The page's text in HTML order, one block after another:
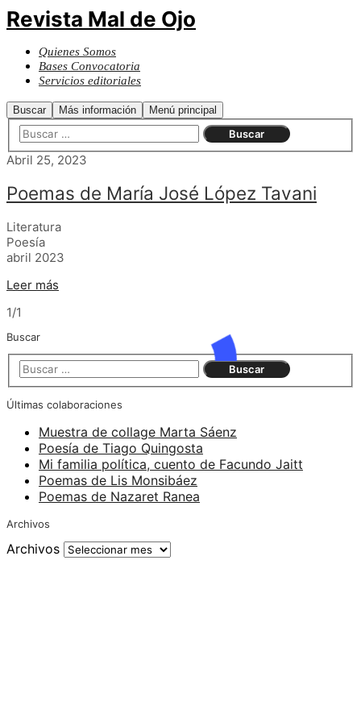
Revista Mal de Ojo
Quienes Somos
Bases Convocatoria
Servicios editoriales
Buscar Más información Menú principal
Abril 25, 2023
Poemas de María José López Tavani
Literatura
Poesía
abril 2023
Leer más
1/1
Buscar
Últimas colaboraciones
Muestra de collage Marta Sáenz
Poesía de Tiago Quingosta
Mi familia política, cuento de Facundo Jaitt
Poemas de Lis Monsibáez
Poemas de Nazaret Ranea
Archivos
Archivos